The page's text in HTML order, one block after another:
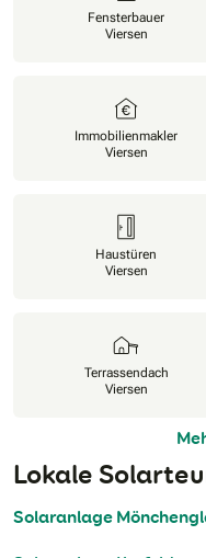
Fensterbauer
Viersen
Immobilienmakler
Viersen
Haustüren
Viersen
Terrassendach
Viersen
Lokale
Solaranlage